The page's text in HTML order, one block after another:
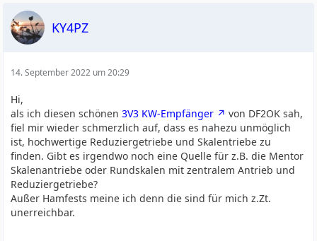
KY4PZ
14. September 2022 um 20:29
Hi,
als ich diesen schönen3V3 KW-Empfänger
von DF2OK sah,
fiel mir wieder schmerzlich auf, dass es nahezu unmöglich
ist, hochwertige Reduziergetriebe und Skalentriebe zu
finden. Gibt es irgendwo noch eine Quelle für z.B. die Mentor
Skalenantriebe oder Rundskalen mit zentralem Antrieb und
Reduziergetriebe?
Außer Hamfests meine ich denn die sind für mich z.Zt.
unerreichbar.